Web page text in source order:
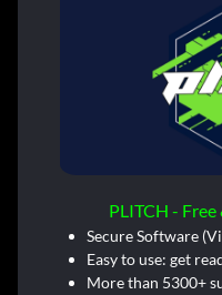
PLITCH -
Secure Software
Easy to use: get
More than 5300+